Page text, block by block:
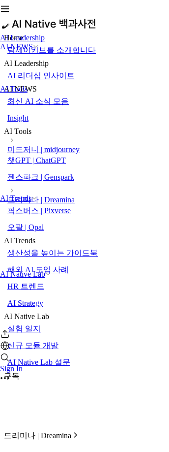
AI Leadership
AI NEWS
AI Tools
AI Trends
AI Native Lab
Sign In
Home
팀제이커브를 소개합니다
AI Leadership
AI 리더십 인사이트
AI NEWS
최신 AI 소식 모음
Insight
AI Tools
미드저니 | midjourney
챗GPT | ChatGPT
젠스파크 | Genspark
드리미나 | Dreamina
픽스버스 | Pixverse
오팔 | Opal
AI Trends
생산성을 높이는 가이드북
해외 AI 도입 사례
HR 트렌드
AI Strategy
AI Native Lab
실험 일지
신규 모듈 개발
AI Native Lab 설문
구독
드리미나 | Dreamina